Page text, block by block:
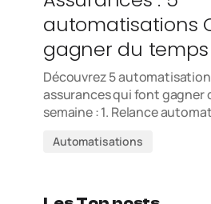
automatisations
gagner du temps
Découvrez 5
assurances qui font gagner
semaine : 1. Relance
Automatisations